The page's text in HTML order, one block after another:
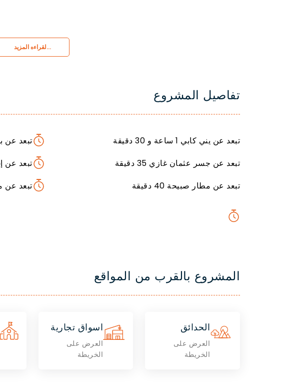
لقراءه المزيد...
تفاصيل المشروع
تبعد عن يني كابي 1 ساعة و 30 دقيقة
تبعد عن بيندك
تبعد عن جسر عثمان غازي 35 دقيقة
تبعد عن
تبعد عن مطار صبيحة 40 دقيقة
تبعد عن مطار
المشروع بالقرب من المواقع
اسواق تجارية
العرض على
الخريطة
الحدائق
العرض على
الخريطة